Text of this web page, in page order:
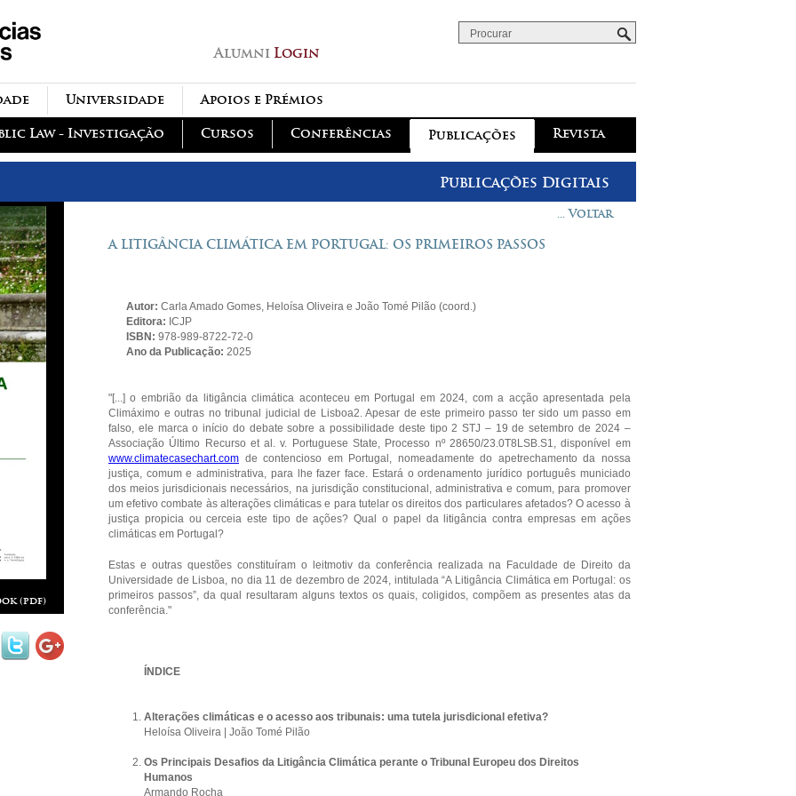
Alumni Login
Formulário de procura
Apoios e Prémios
Universidade
Revista
Publicações
Conferências
Cursos
Law - Investigação
(pdf)
Publicações Digitais
... Voltar
A LITIGÂNCIA CLIMÁTICA EM PORTUGAL: OS PRIMEIROS PASSOS
Autor:Carla Amado Gomes, Heloísa Oliveira e João Tomé Pilão (coord.)
Editora: ICJP
ISBN:978-989-8722-72-0
Ano da Publicação: 2025
"[...] o embrião da litigância climática aconteceu em Portugal em 2024, com a acção apresentada pela
Climáximo e outras no tribunal judicial de Lisboa2. Apesar de este primeiro passo ter sido um passo em
falso, ele marca o início do debate sobre a possibilidade deste tipo 2 STJ – 19 de setembro de 2024 –
Associação Último Recurso et al. v. Portuguese State, Processo nº 28650/23.0T8LSB.S1, disponível em
www.climatecasechart.com de contencioso em Portugal, nomeadamente do apetrechamento da nossa
justiça, comum e administrativa, para lhe fazer face. Estará o ordenamento jurídico português municiado
dos meios jurisdicionais necessários, na jurisdição constitucional, administrativa e comum, para promover
um efetivo combate às alterações climáticas e para tutelar os direitos dos particulares afetados? O acesso à
justiça propicia ou cerceia este tipo de ações? Qual o papel da litigância contra empresas em ações
climáticas em Portugal?
Estas e outras questões constituíram o leitmotiv da conferência realizada na Faculdade de Direito da
Universidade de Lisboa, no dia 11 de dezembro de 2024, intitulada “A Litigância Climática em Portugal: os
primeiros passos”, da qual resultaram alguns textos os quais, coligidos, compõem as presentes atas da
conferência."
ÍNDICE
Alterações climáticas e o acesso aos tribunais: uma tutela jurisdicional efetiva?
Heloísa Oliveira | João Tomé Pilão
Os Principais Desafios da Litigância Climática perante o Tribunal Europeu dos Direitos
Humanos
Armando Rocha